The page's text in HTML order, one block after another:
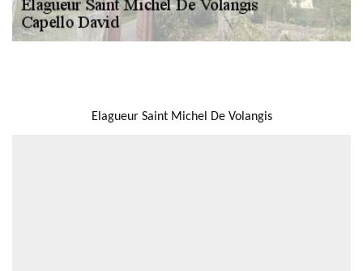
Elagueur Saint Michel De Volangis